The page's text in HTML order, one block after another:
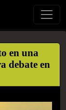
en una
debate en